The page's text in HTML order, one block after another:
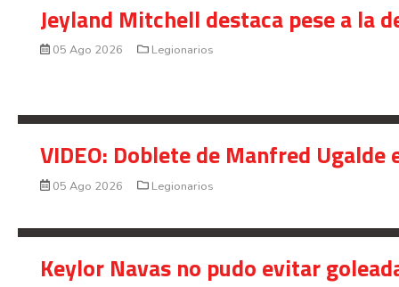
Jeyland Mitchell destaca pese a la
05 Ago 2026 Legionarios
VIDEO: Doblete de Manfred
05 Ago 2026 Legionarios
Keylor Navas no pudo evitar